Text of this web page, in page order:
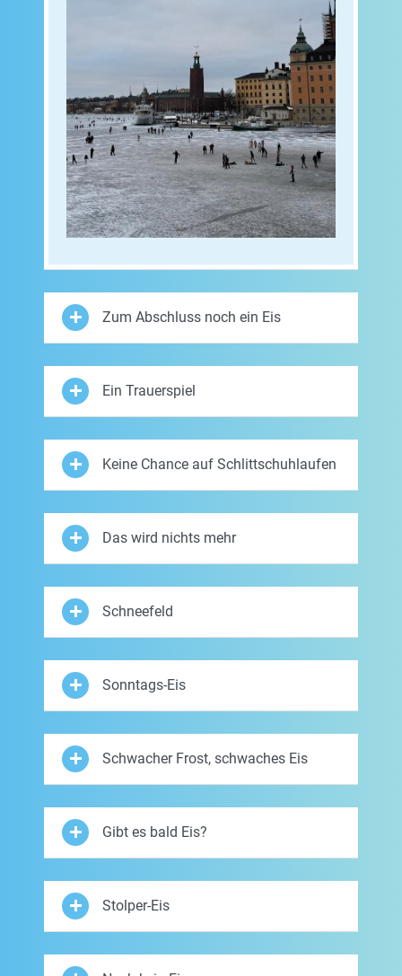
Zum Abschluss noch ein Eis
Ein Trauerspiel
Keine Chance auf Schlittschuhlaufen
Das wird nichts mehr
Schneefeld
Sonntags-Eis
Schwacher Frost, schwaches Eis
Gibt es bald Eis?
Stolper-Eis